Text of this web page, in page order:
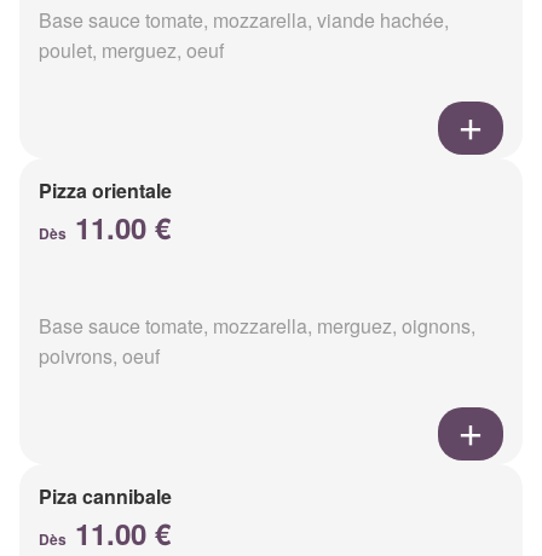
Base sauce tomate, mozzarella, viande hachée,
poulet, merguez, oeuf
Pizza orientale
Dès 11.00 €
Base sauce tomate, mozzarella, merguez, oignons,
poivrons, oeuf
Piza cannibale
Dès 11.00 €